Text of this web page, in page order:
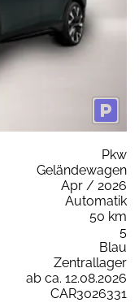
Pkw
Geländewagen
Apr / 2026
Automatik
50 km
5
Blau
Zentrallager
ab ca. 12.08.2026
CAR3026331